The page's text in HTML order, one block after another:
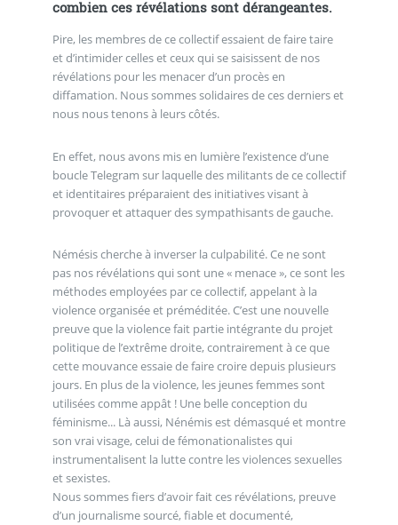
combien ces révélations sont dérangeantes.
Pire, les membres de ce collectif essaient de faire taire
et d’intimider celles et ceux qui se saisissent de nos
révélations pour les menacer d’un procès en
diffamation. Nous sommes solidaires de ces derniers et
nous nous tenons à leurs côtés.
En effet, nous avons mis en lumière l’existence d’une
boucle Telegram sur laquelle des militants de ce collectif
et identitaires préparaient des initiatives visant à
provoquer et attaquer des sympathisants de gauche.
Némésis cherche à inverser la culpabilité. Ce ne sont
pas nos révélations qui sont une « menace », ce sont les
méthodes employées par ce collectif, appelant à la
violence organisée et préméditée. C’est une nouvelle
preuve que la violence fait partie intégrante du projet
politique de l’extrême droite, contrairement à ce que
cette mouvance essaie de faire croire depuis plusieurs
jours. En plus de la violence, les jeunes femmes sont
utilisées comme appât ! Une belle conception du
féminisme... Là aussi, Nénémis est démasqué et montre
son vrai visage, celui de fémonationalistes qui
instrumentalisent la lutte contre les violences sexuelles
et sexistes.
Nous sommes fiers d’avoir fait ces révélations, preuve
d’un journalisme sourcé, fiable et documenté,